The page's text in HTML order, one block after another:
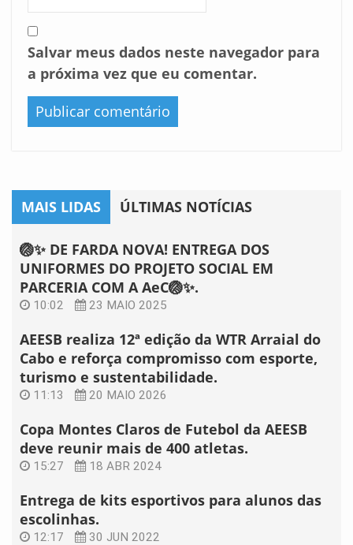
Salvar meus dados neste navegador para
a próxima vez que eu comentar.
MAIS LIDAS ÚLTIMAS NOTÍCIAS
🏐✨ DE FARDA NOVA! ENTREGA DOS
UNIFORMES DO PROJETO SOCIAL EM
PARCERIA COM A AeC🏐✨.
10:02 23 MAIO 2025
AEESB realiza 12ª edição da WTR Arraial do
Cabo e reforça compromisso com esporte,
turismo e sustentabilidade.
11:13 20 MAIO 2026
Copa Montes Claros de Futebol da AEESB
deve reunir mais de 400 atletas.
15:27 18 ABR 2024
Entrega de kits esportivos para alunos das
escolinhas.
12:17 30 JUN 2022